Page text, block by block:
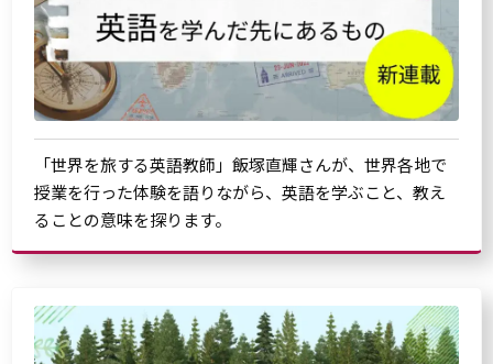
「世界を旅する英語教師」飯塚直輝さんが、世界各地で
授業を行った体験を語りながら、英語を学ぶこと、教え
ることの意味を探ります。